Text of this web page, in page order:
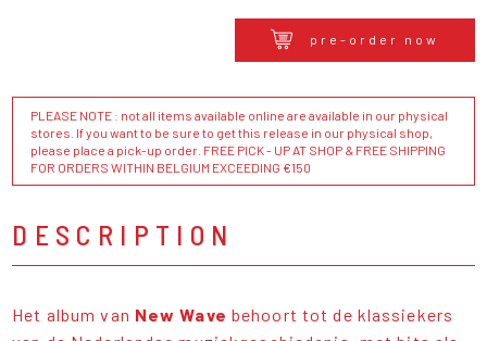
pre-order now
PLEASE NOTE : not all items available online are available in our physical
stores. If you want to be sure to get this release in our physical shop,
please place a pick-up order. FREE PICK - UP AT SHOP & FREE SHIPPING
FOR ORDERS WITHIN BELGIUM EXCEEDING €150
DESCRIPTION
Het album van New Wave behoort tot de klassiekers